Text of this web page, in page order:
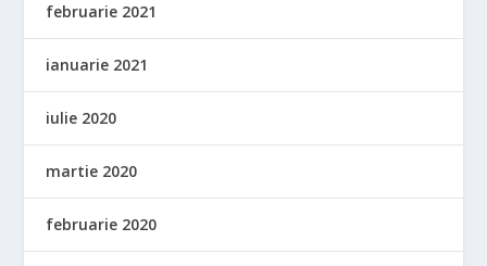
februarie 2021
ianuarie 2021
iulie 2020
martie 2020
februarie 2020